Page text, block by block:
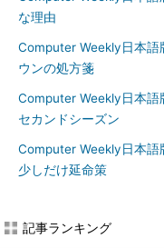
な理由
Computer Weekly日本
ウンの処方箋
Computer Weekly日本
セカンドシーズン
Computer Weekly日本
少しだけ延命策
記事ランキング